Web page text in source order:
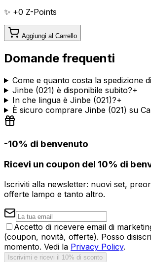
✨ +0 Z-Points
Aggiungi al Carrello
Domande frequenti
Come e quanto costa la spedizione
Jinbe (021) è disponibile subito?+
In che lingua è Jinbe (021)?+
È sicuro comprare Jinbe (021) su
-10% di benvenuto
Ricevi un coupon del 10% di
Iscriviti alla newsletter: nuovi set,
offerte lampo e tanto altro.
Accetto di ricevere email di
(coupon, novità, offerte). Posso
momento. Vedi la Privacy Policy.
Iscrivimi e ricevi il 10% di sconto